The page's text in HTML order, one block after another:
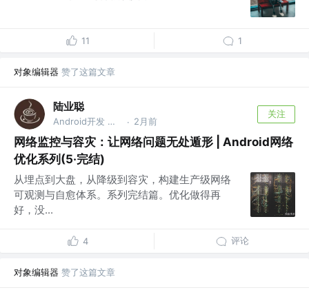
11 1
对象编辑器 赞了这篇文章
陆业聪
Android开发 @腾讯 · 2月前
关注
网络监控与容灾：让网络问题无处遁形 | Android网络
优化系列(5·完结)
从埋点到大盘，从降级到容灾，构建生产级网络
可观测与自愈体系。系列完结篇。优化做得再
好，没...
4 评论
对象编辑器 赞了这篇文章